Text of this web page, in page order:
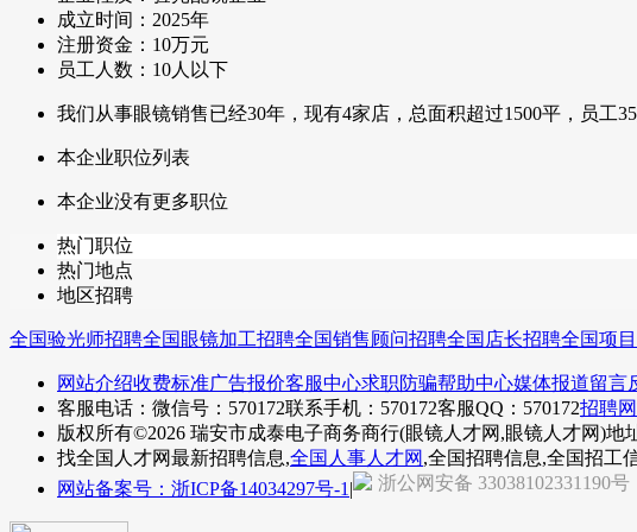
成立时间：2025年
注册资金：10万元
员工人数：10人以下
我们从事眼镜销售已经30年，现有4家店，总面积超过1500平，员工
本企业职位列表
本企业没有更多职位
热门职位
热门地点
地区招聘
全国验光师招聘全国眼镜加工招聘全国销售顾问招聘全国店长招聘全国项
网站介绍收费标准广告报价客服中心求职防骗帮助中心媒体报道留言
客服电话：微信号：570172联系手机：570172客服QQ：570172招聘
版权所有©2026 瑞安市成泰电子商务商行(眼镜人才网,眼镜人才网)地
找全国人才网最新招聘信息,全国人事人才网 ,全国招聘信息,全国招工
网站备案号：浙ICP备14034297号-1 | 浙公网安备 33038102331190号